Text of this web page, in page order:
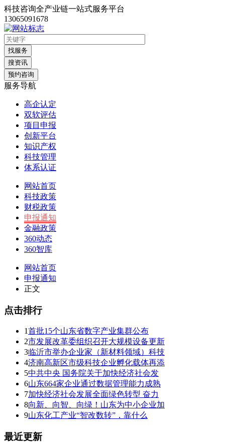
科技咨询全产业链一站式服务平台
13065091678
找服务
搜资讯
预约咨询
服务导航
高企认定
双软评估
项目申报
创新平台
知识产权
科技管理
体系认证
网站首页
科技政策
财税政策
申报通知
金融政策
360动态
360智库
网站首页
申报通知
正文
点击排行
1首批15个山东省数字产业集群公布
2市发展改革委组织召开大规模设备更新
3临沂市举办企业家（新材料领域）科技
4济南高新区市级科技企业孵化载体再添
5中共中央 国务院关于加快经济社会发
6山东664家企业通过数据管理能力成熟
7加快经济社会发展全面绿色转型 奋力
8向新、向智、向绿！山东为中小企业加
9山东化工产业“智改数转”，靠什么
最近更新